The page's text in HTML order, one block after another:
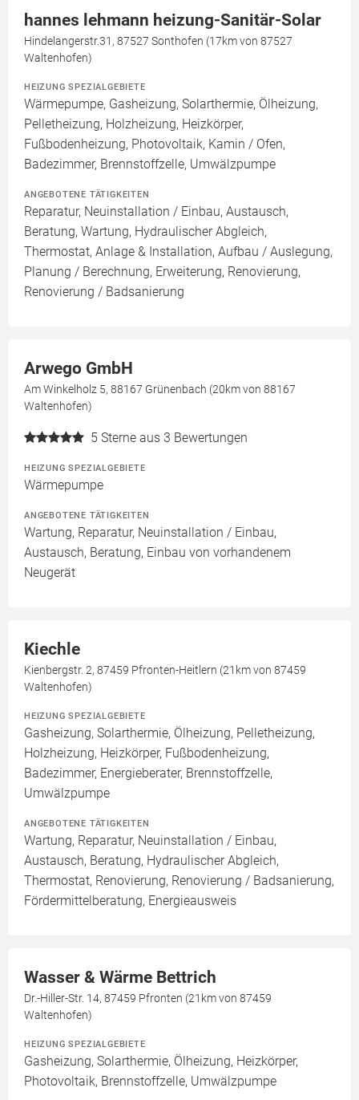
hannes lehmann heizung-Sanitär-Solar
Hindelangerstr.31, 87527 Sonthofen (17km von 87527
Waltenhofen)
HEIZUNG SPEZIALGEBIETE
Wärmepumpe, Gasheizung, Solarthermie, Ölheizung,
Pelletheizung, Holzheizung, Heizkörper,
Fußbodenheizung, Photovoltaik, Kamin / Ofen,
Badezimmer, Brennstoffzelle, Umwälzpumpe
ANGEBOTENE TÄTIGKEITEN
Reparatur, Neuinstallation / Einbau, Austausch,
Beratung, Wartung, Hydraulischer Abgleich,
Thermostat, Anlage & Installation, Aufbau / Auslegung,
Planung / Berechnung, Erweiterung, Renovierung,
Renovierung / Badsanierung
Arwego GmbH
Am Winkelholz 5, 88167 Grünenbach (20km von 88167
Waltenhofen)
5 Sterne aus 3 Bewertungen
HEIZUNG SPEZIALGEBIETE
Wärmepumpe
ANGEBOTENE TÄTIGKEITEN
Wartung, Reparatur, Neuinstallation / Einbau,
Austausch, Beratung, Einbau von vorhandenem
Neugerät
Kiechle
Kienbergstr. 2, 87459 Pfronten-Heitlern (21km von 87459
Waltenhofen)
HEIZUNG SPEZIALGEBIETE
Gasheizung, Solarthermie, Ölheizung, Pelletheizung,
Holzheizung, Heizkörper, Fußbodenheizung,
Badezimmer, Energieberater, Brennstoffzelle,
Umwälzpumpe
ANGEBOTENE TÄTIGKEITEN
Wartung, Reparatur, Neuinstallation / Einbau,
Austausch, Beratung, Hydraulischer Abgleich,
Thermostat, Renovierung, Renovierung / Badsanierung,
Fördermittelberatung, Energieausweis
Wasser & Wärme Bettrich
Dr.-Hiller-Str. 14, 87459 Pfronten (21km von 87459
Waltenhofen)
HEIZUNG SPEZIALGEBIETE
Gasheizung, Solarthermie, Ölheizung, Heizkörper,
Photovoltaik, Brennstoffzelle, Umwälzpumpe